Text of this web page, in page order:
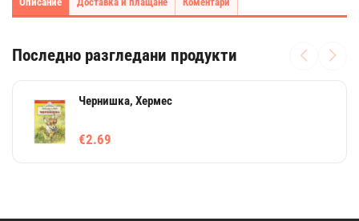
Последно разгледани продукти
Чернишка, Хермес
€2.69